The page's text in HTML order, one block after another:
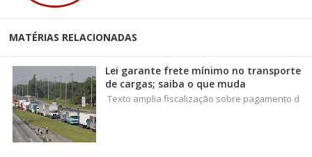
MATÉRIAS RELACIONADAS
Lei garante frete mínimo no transporte
de cargas; saiba o que muda
Texto amplia fiscalização sobre pagamento d